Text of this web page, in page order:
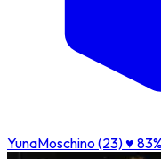
YunaMoschino (23)♥ 83%